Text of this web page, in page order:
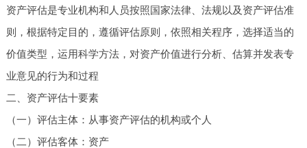
资产评估是专业机构和人员按照国家法律、法规以及资产评估准
则，根据特定目的，遵循评估原则，依照相关程序，选择适当的
价值类型，运用科学方法，对资产价值进行分析、估算并发表专
业意见的行为和过程
二、资产评估十要素
（一）评估主体：从事资产评估的机构或个人
（二）评估客体：资产